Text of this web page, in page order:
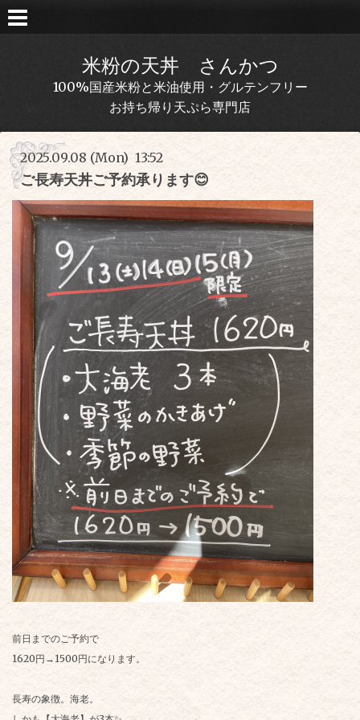
米粉の天丼 さんかつ
100%国産米粉と米油使用・グルテンフリー
お持ち帰り天ぷら専門店
2025.09.08 (Mon) 13:52
ご長寿天丼ご予約承ります😊
前日までのご予約で
1620円→1500円になります。
長寿の象徴。海老。